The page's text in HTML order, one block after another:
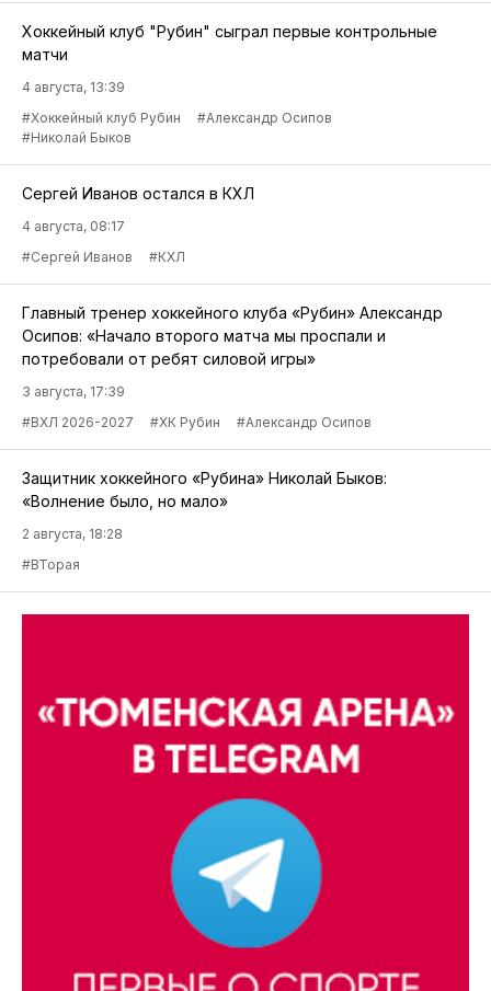
Хоккейный клуб "Рубин" сыграл первые контрольные
матчи
4 августа, 13:39
#Хоккейный клуб Рубин
#Александр Осипов
#Николай Быков
Сергей Иванов остался в КХЛ
4 августа, 08:17
#Сергей Иванов
#КХЛ
Главный тренер хоккейного клуба «Рубин» Александр
Осипов: «Начало второго матча мы проспали и
потребовали от ребят силовой игры»
3 августа, 17:39
#ВХЛ 2026-2027
#ХК Рубин #Александр Осипов
Защитник хоккейного «Рубина» Николай Быков:
«Волнение было, но мало»
2 августа, 18:28
#ВТорая